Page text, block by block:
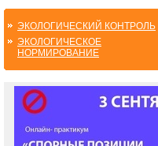
ЭКОЛОГИЧЕСКИЙ КОНТРОЛЬ
ЭКОЛОГИЧЕСКОЕ
НОРМИРОВАНИЕ